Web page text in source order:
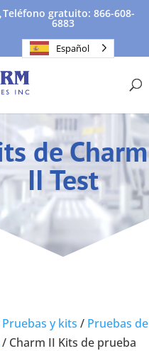
Teléfono gratuito: 866-608-
6883
Español
de Charm
II Test
Pruebas y kits / Pruebas de
/ Charm II Kits deprueba